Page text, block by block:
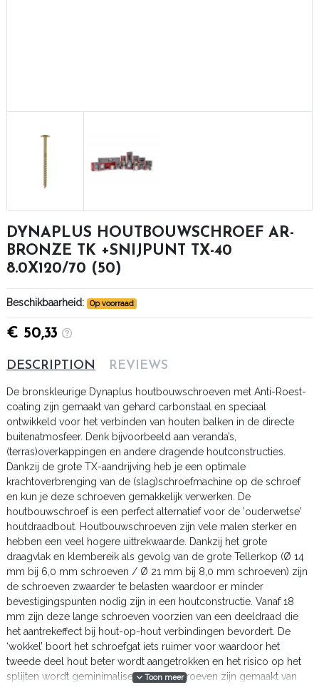
DYNAPLUS HOUTBOUWSCHROEF AR-
BRONZE TK +SNIJPUNT TX-40
8.0X120/70 (50)
DESCRIPTION REVIEWS
De bronskleurige Dynaplus houtbouwschroeven met Anti-Roest-
coating zijn gemaakt van gehard carbonstaal en speciaal
ontwikkeld voor het verbinden van houten balken in de directe
buitenatmosfeer. Denk bijvoorbeeld aan veranda’s,
(terras)overkappingen en andere dragende houtconstructies.
Dankzij de grote TX-aandrijving heb je een optimale
krachtoverbrenging van de (slag)schroefmachine op de schroef
en kun je deze schroeven gemakkelijk verwerken. De
houtbouwschroef is een perfect alternatief voor de 'ouderwetse'
houtdraadbout. Houtbouwschroeven zijn vele malen sterker en
hebben een veel hogere uittrekwaarde. Dankzij het grote
draagvlak en klembereik als gevolg van de grote Tellerkop (Ø 14
mm bij 6,0 mm schroeven / Ø 21 mm bij 8,0 mm schroeven) zijn
de schroeven zwaarder te belasten waardoor er minder
bevestigingspunten nodig zijn in een houtconstructie. Vanaf 18
mm zijn deze lange schroeven voorzien van een deeldraad die
het aantrekeffect bij hout-op-hout verbindingen bevordert. De
‘wokkel’ boort het schroefgat iets ruimer voor waardoor het
tweede deel hout beter wordt aangetrokken en het risico op het
splijten wordt geminimaliseerd. De schroeven zijn gemaakt van
Toon meer
Beschikbaarheid: Op voorraad
€ 50,33